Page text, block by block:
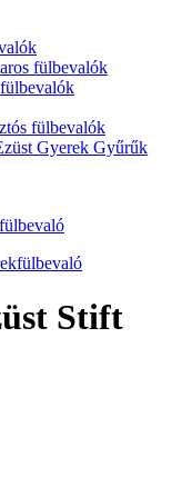
fülbevalók
fülbevalók
Stift